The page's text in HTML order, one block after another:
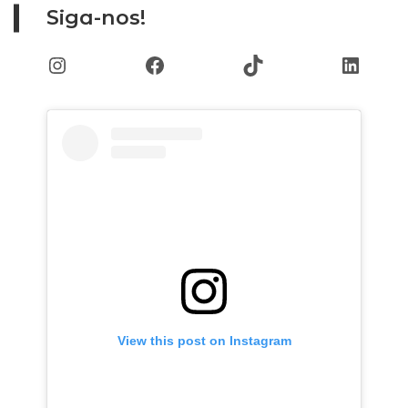
Siga-nos!
InstagramFacebook TikTok
View this post on Instagram